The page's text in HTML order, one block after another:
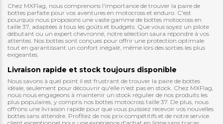
Chez MXFlag, nous comprenons l'importance de trouver la paire de
bottes parfaite pour vos aventures en motocross et enduro. C'est
pourquoi nous proposons une vaste gamme de bottes motocross en
taille 37, adaptées à tous les goûts et budgets. Que vous soyez un pilote
débutant ou un expert chevronné, notre sélection saura répondre à vos
attentes. Nos bottes sont conçues pour offrir une protection optimale
tout en garantissant un confort inégalé, même lors des sorties les plus
exigeantes.
Livraison rapide et stock toujours disponible
Nous savons à quel point il est frustrant de trouver la paire de bottes
idéale, seulement pour découvrir qu'elle n'est pas en stock. Chez MXFlag,
nous nous engageons à maintenir un stock régulier de nos produits les
plus populaires, y compris nos bottes motocross taille 37. De plus, nous
offrons une livraison rapide pour que vous puissiez recevoir vos nouvelles
bottes sans attendre. Profitez de nos prix compétitifs et de notre service